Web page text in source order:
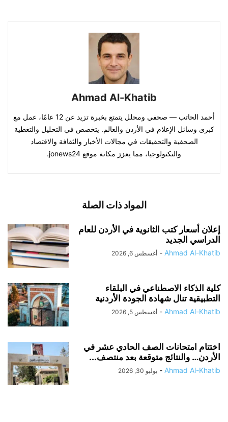
Ahmad Al-Khatib
أحمد الحاتب — صحفي ومحلل يتمتع بخبرة تزيد عن 12 عامًا، عمل مع
كبرى وسائل الإعلام في الأردن والعالم. يتخصص في التحليل والتغطية
الصحفية والتحقيقات في مجالات الأخبار والثقافة والاقتصاد
والتكنولوجيا، مما يعزز مكانة موقع jonews24.
المواد ذات الصلة
إعلان أسعار كتب الثانوية في الأردن للعام
الدراسي الجديد
Ahmad Al-Khatib
- أغسطس 6, 2026
كلية الذكاء الاصطناعي في البلقاء
التطبيقية تنال شهادة الجودة الأردنية
Ahmad Al-Khatib
- أغسطس 5, 2026
اختتام امتحانات الصف الحادي عشر في
الأردن… والنتائج متوقعة بعد منتصف...
Ahmad Al-Khatib
- يوليو 30, 2026